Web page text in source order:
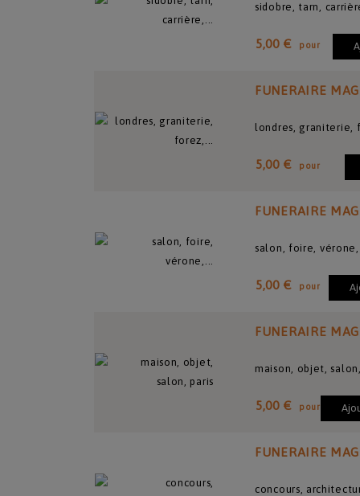
sidobre, tarn,
5,00 € pour
FUNERAIRE MAG
londres, graniterie,
5,00 € pour
FUNERAIRE MAG
salon, foire,
5,00 € pour
FUNERAIRE MAG
maison, objet,
5,00 € pour
FUNERAIRE MAG
concours,